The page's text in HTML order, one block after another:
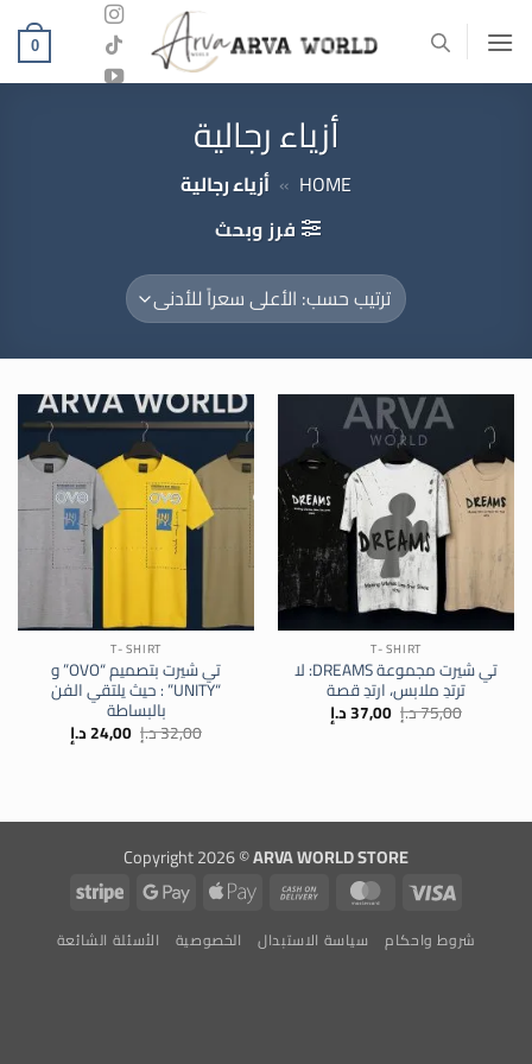
للمحتوى
0
أزياء رجالية
HOME
» أزياء رجالية
فرز وبحث
T- SHIRT
تي شيرت مجموعة DREAMS: لا
ترتدِ ملابس، ارتدِ قصة
75,00د.إ السعر
الأصلي
37,00د.إالحالي
T- SHIRT
تي شيرت بتصميم “OVO” و
“UNITY” : حيث يلتقي الفن
بالبساطة
32,00د.إ السعر
الأصلي
24,00د.إالحالي
Copyright 2026 ©ARVA WORLD STORE
MasterCard
Cash
Delivery
Apple
Google
Stripe
شروط واحكام سياسة الاستبدال الخصوصية الأسئلة الشائعة